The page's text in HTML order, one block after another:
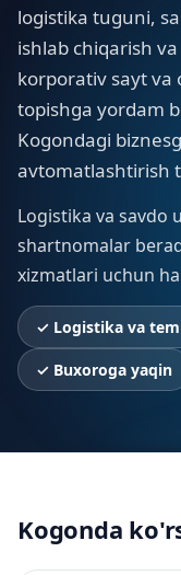
logistika tuguni,
ishlab chiqarish
korporativ sayt
topishga yordam
Kogondagi
avtomatlashtirish
Logistika va savdo
shartnomalar
xizmatlari uchun
✓ Logistika va
✓ Buxoroga yaqin
Kogonda